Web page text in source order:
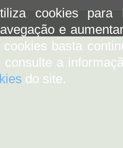
cookies para
e
basta
consulte a
do site.